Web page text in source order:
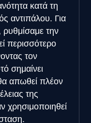
κατά τη
αντιπάλου. Για
την
περισσότερο
τον
σημαίνει
απωθεί πλέον
της
χρησιμοποιηθεί